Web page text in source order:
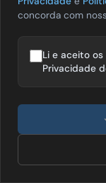
O Manual de
Serviços de
pelo COFECI
fornece
estabelecer
concorda com
Li e aceito
Privacidade